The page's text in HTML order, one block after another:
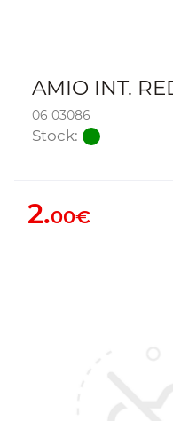
AMIO INT.
06 03086
Stock:
2.00€